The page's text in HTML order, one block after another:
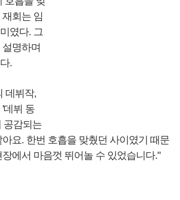
회는 임
였다. 그
명하며
.
데뷔작,
데뷔 동
공감되는
요. 한번 호흡을 맞췄던 사이였기 때문
에서 마음껏 뛰어놀 수 있었습니다."